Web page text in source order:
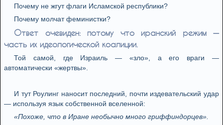
Почему не жгут флаги Исламской республики?
Почему молчат феминистки?
Ответ очевиден: потому что иранский режим —
часть их идеологической коалиции.
Той самой, где Израиль — «зло», а его враги —
автоматически «жертвы».
И тут Роулинг наносит последний, почти издевательский удар
— используя язык собственной вселенной:
«Похоже, что в Иране необычно много гриффиндорцев».